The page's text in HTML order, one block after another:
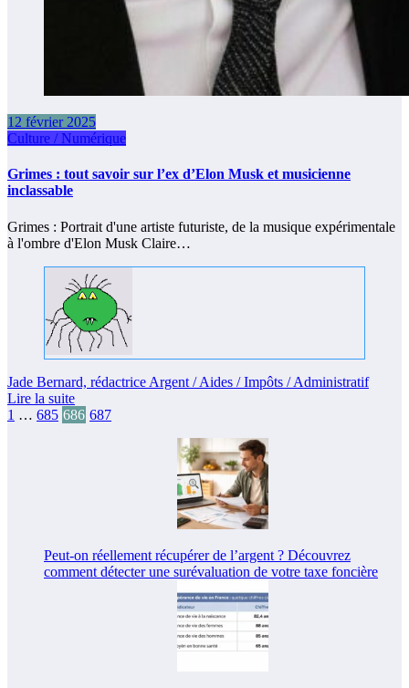
12 février 2025
Culture / Numérique
Grimes : tout savoir sur l’ex d’Elon Musk et musicienne
inclassable
Grimes : Portrait d'une artiste futuriste, de la musique expérimentale
à l'ombre d'Elon Musk Claire…
Jade Bernard, rédactrice Argent / Aides / Impôts / Administratif
Lire la suite
Pagination
1 … 685 686 687
Peut-on réellement récupérer de l’argent ? Découvrez
comment détecter une surévaluation de votre taxe foncière